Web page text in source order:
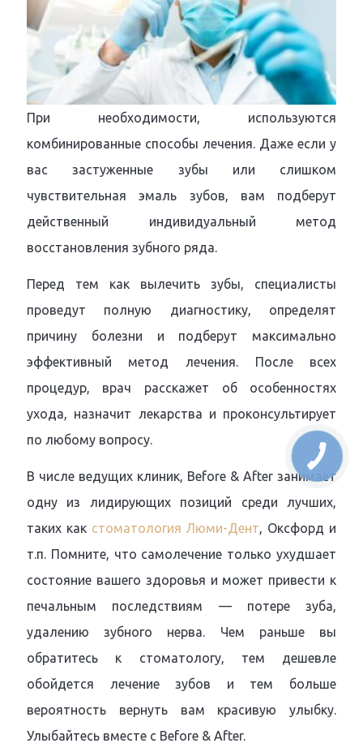
При необходимости, используются
комбинированные способы лечения. Даже если у
вас застуженные зубы или слишком
чувствительная эмаль зубов, вам подберут
действенный индивидуальный метод
восстановления зубного ряда.
Перед тем как вылечить зубы, специалисты
проведут полную диагностику, определят
причину болезни и подберут максимально
эффективный метод лечения. После всех
процедур, врач расскажет об особенностях
ухода, назначит лекарства и проконсультирует
по любому вопросу.
В числе ведущих клиник, Before & After занимает
одну из лидирующих позиций среди лучших,
таких как стоматология Люми-Дент, Оксфорд и
т.п. Помните, что самолечение только ухудшает
состояние вашего здоровья и может привести к
печальным последствиям — потере зуба,
удалению зубного нерва. Чем раньше вы
обратитесь к стоматологу, тем дешевле
обойдется лечение зубов и тем больше
вероятность вернуть вам красивую улыбку.
Улыбайтесь вместе с Before & After.